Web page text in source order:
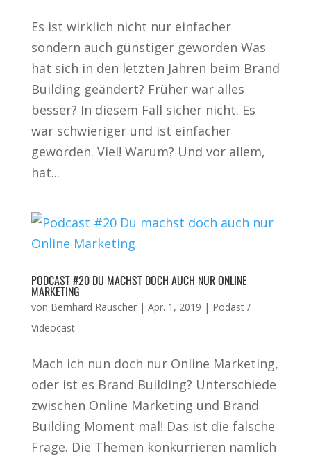
Es ist wirklich nicht nur einfacher
sondern auch günstiger geworden Was
hat sich in den letzten Jahren beim Brand
Building geändert? Früher war alles
besser? In diesem Fall sicher nicht. Es
war schwieriger und ist einfacher
geworden. Viel! Warum? Und vor allem,
hat...
PODCAST #20 DU MACHST DOCH AUCH NUR ONLINE
MARKETING
von Bernhard Rauscher| Apr. 1, 2019 | Podast /
Videocast
Mach ich nun doch nur Online Marketing,
oder ist es Brand Building? Unterschiede
zwischen Online Marketing und Brand
Building Moment mal! Das ist die falsche
Frage. Die Themen konkurrieren nämlich